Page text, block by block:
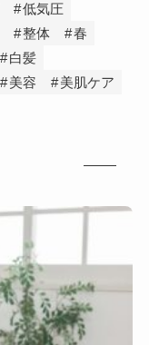
低気圧
整体
春
白髪
美容
美肌ケア